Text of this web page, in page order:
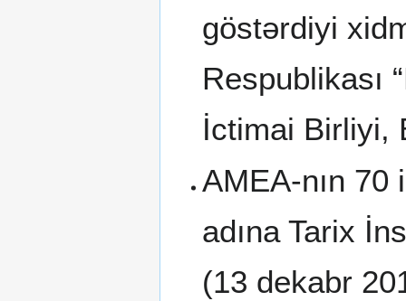
göstərdiyi
Respublikası
İctimai Birliyi,
AMEA-nın 70
adına Tarix
(13 dekabr